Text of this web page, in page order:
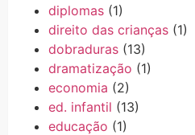
diplomas (1)
direito das crianças (1)
dobraduras (13)
dramatização (1)
economia (2)
ed. infantil (13)
educação (1)